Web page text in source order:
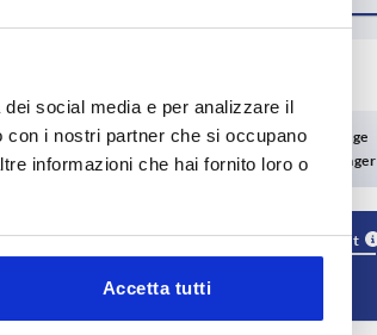
social media e per analizzare il
i nostri partner che si occupano
informazioni che hai fornito loro o
Accetta tutti
lieferbar
Lieferzeit auf Anfrage
Tage
Derzeit nicht auf Lager
Verfügbarkeit